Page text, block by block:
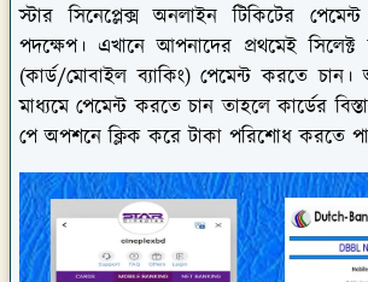
স্টার সিনেপ্লেক্স অনলাইন টিকিটের
পদক্ষেপ। এখানে আপনাদের প্রথমেই
(কার্ড/মোবাইল ব্যাকিং) পেমেন্ট করতে চান।
মাধ্যমে পেমেন্ট করতে চান তাহলে কার্ডের
পে অপশনে ক্লিক করে টাকা পরিশোধ করতে